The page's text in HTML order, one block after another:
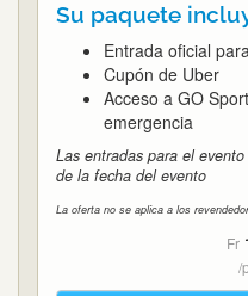
Su paquete
Entrada oficial
Cupón de Uber
Acceso a GO
emergencia
Las entradas para el
de la fecha del evento
La oferta no se aplica a los
Fr
/